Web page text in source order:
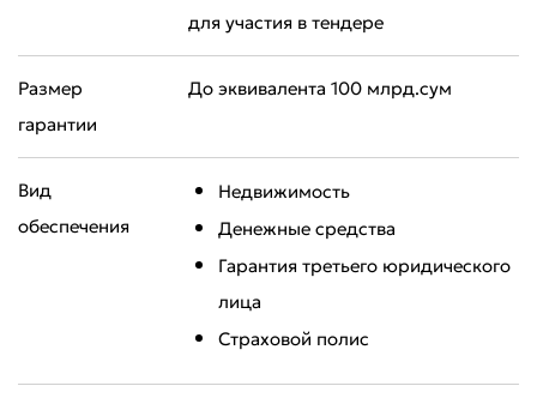
для участия в тендере
Размер
гарантии
До эквивалента 100 млрд.сум
Вид
обеспечения
Недвижимость
Денежные средства
Гарантия третьего юридического
лица
Страховой полис